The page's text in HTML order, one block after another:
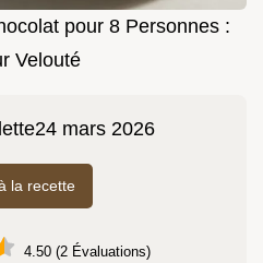
pour 8 Personnes :
Velouté
24 mars 2026
la recette
4.50 (2 Évaluations)